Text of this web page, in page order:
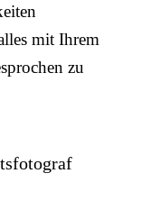
mit Ihrem
zu